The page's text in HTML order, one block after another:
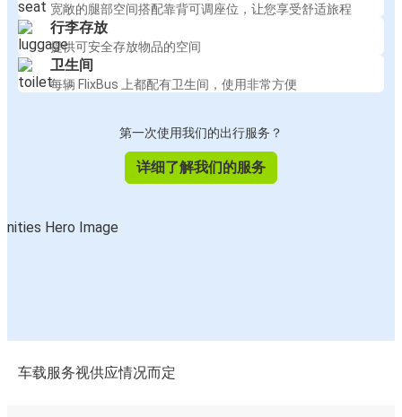
宽敞的腿部空间搭配靠背可调座位，让您享受舒适旅程
行李存放
提供可安全存放物品的空间
卫生间
每辆 FlixBus 上都配有卫生间，使用非常方便
第一次使用我们的出行服务？
详细了解我们的服务
车载服务视供应情况而定